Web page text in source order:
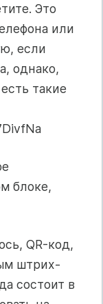
Это
или
если
однако,
такие
блоке,
QR-код,
штрих-
состоит в